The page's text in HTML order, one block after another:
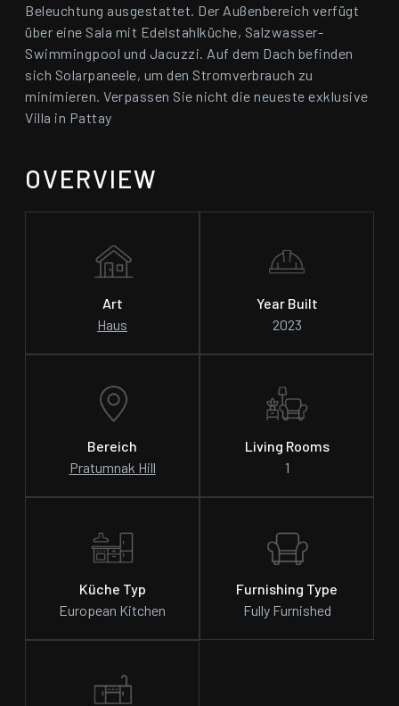
Beleuchtung ausgestattet. Der Außenbereich verfügt
über eine Sala mit Edelstahlküche, Salzwasser-
Swimmingpool und Jacuzzi. Auf dem Dach befinden
sich Solarpaneele, um den Stromverbrauch zu
minimieren. Verpassen Sie nicht die neueste exklusive
Villa in Pattay
OVERVIEW
Art
Haus
Year Built
2023
Bereich
Pratumnak Hill
Living Rooms
1
Küche Typ
European Kitchen
Furnishing Type
Fully Furnished